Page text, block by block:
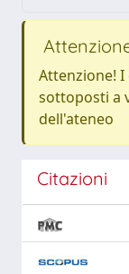
Attenzione!
sottoposti a
dell'ateneo
Citazioni